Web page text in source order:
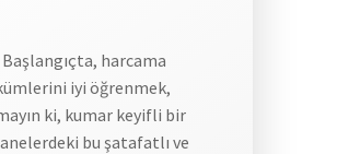
harcama
iyi öğrenmek,
ki, kumar keyifli bir
bu şatafatlı ve